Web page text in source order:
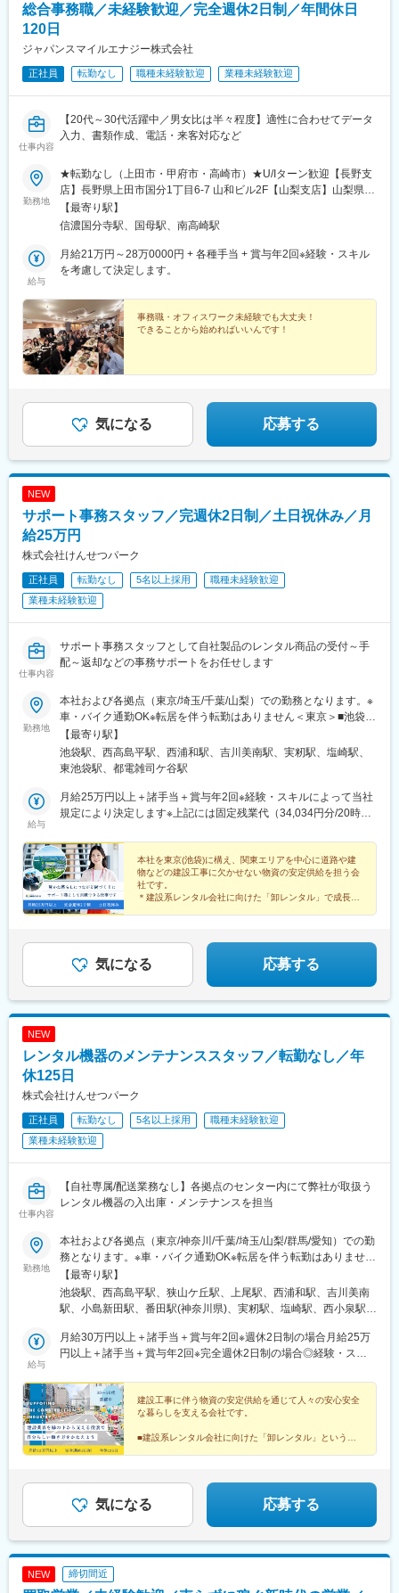
総合事務職／未経験歓迎／完全週休2日制／年間休日
120日
ジャパンスマイルエナジー株式会社
正社員 転勤なし 職種未経験歓迎 業種未経験歓迎
仕事内容
【20代～30代活躍中／男女比は半々程度】適性に合わせてデータ
入力、書類作成、電話・来客対応など
勤務地
★転勤なし（上田市・甲府市・高崎市）★U/Iターン歓迎【長野支
店】長野県上田市国分1丁目6-7 山和ビル2F【山梨支店】山梨県甲
府市国母5丁目9-24 渡辺ビル3F＼新拠点のメンバー募集も！／
【群馬支店】群馬県高崎市上中居町377-1★8月オープン※車通勤
【最寄り駅】
信濃国分寺駅、国母駅、南高崎駅
給与
月給21万円～28万0000円 + 各種手当 + 賞与年2回※経験・スキル
を考慮して決定します。
事務職・オフィスワーク未経験でも大丈夫！
できることから始めればいいんです！
気になる 応募する
NEW
サポート事務スタッフ／完週休2日制／土日祝休み／月
給25万円
株式会社けんせつパーク
正社員 転勤なし 5名以上採用
職種未経験歓迎
業種未経験歓迎
仕事内容
サポート事務スタッフとして自社製品のレンタル商品の受付～手
配～返却などの事務サポートをお任せします
勤務地
本社および各拠点（東京/埼玉/千葉/山梨）での勤務となります。※
車・バイク通勤OK※転居を伴う転勤はありません＜東京＞■池袋本
社/東京都豊島区南池袋2-28-14 大和証券池袋ビル7F＜埼玉＞■和
光総合仮設センター/埼玉県和光市下新倉6-15■朝霞総合保安セン
ター/埼玉県朝霞市大字上内間木818■三郷内装仮設センター埼玉県
区天戸町756-4＜山梨＞■山梨営業所・機材センター/山梨県南アル
プス市飯野2895-1
【最寄り駅】
池袋駅、西高島平駅、西浦和駅、吉川美南駅、実籾駅、塩崎駅、
東池袋駅、都電雑司ケ谷駅
給与
月給25万円以上＋諸手当＋賞与年2回※経験・スキルによって当社
規定により決定します※上記には固定残業代（34,034円分/20時間
本社を東京(池袋)に構え、関東エリアを中心に道路や建
物などの建設工事に欠かせない物資の安定供給を担う会
社です。
＊建設系レンタル会社に向けた「卸レンタル」で成長
気になる 応募する
NEW
レンタル機器のメンテナンススタッフ／転勤なし／年
休125日
株式会社けんせつパーク
正社員 転勤なし 5名以上採用
職種未経験歓迎
業種未経験歓迎
仕事内容
【自社専属/配送業務なし】各拠点のセンター内にて弊社が取扱う
レンタル機器の入出庫・メンテナンスを担当
勤務地
本社および各拠点（東京/神奈川/千葉/埼玉/山梨/群馬/愛知）での勤
務となります。※車・バイク通勤OK※転居を伴う転勤はありません
★太田センター（群馬）オープニングメンバー募集中！＜東京＞■
池袋本社/東京都豊島区南池袋2-28-14 大和証券池袋ビル7F＜埼玉
＞■和光総合仮設センター/埼玉県和光市下新倉6-15■所沢センタ
市北区別所町65-4■朝霞総合保安センター/埼玉県朝霞市大字上内
間木818■三郷内装仮設センター/埼玉県三郷市上彦名54-1＜神奈川
ー/神奈川県相模原市中央区田名9314＜千葉＞■千葉北センター／
千葉県千葉市花見川区天戸町756-4 ＜山梨＞■山梨営業所・機材セ
ンター/山梨県南アルプス市飯野2895-1＜群馬＞■太田センター/営
業所群馬県太田市末広町544‐6<愛知>■名古屋センター/愛知県海部
郡蟹江町西之森5-12-1
【最寄り駅】
池袋駅、西高島平駅、狭山ケ丘駅、上尾駅、西浦和駅、吉川美南
駅、小島新田駅、番田駅(神奈川県)、実籾駅、塩崎駅、西小泉駅、
給与
月給30万円以上＋諸手当＋賞与年2回※週休2日制の場合月給25万
円以上＋諸手当＋賞与年2回※完全週休2日制の場合◎経験・スキ
します
建設工事に伴う物資の安定供給を通じて人々の安心安全
な暮らしを支える会社です。
■建設系レンタル会社に向けた「卸レンタル」というニ
気になる 応募する
NEW 締切間近